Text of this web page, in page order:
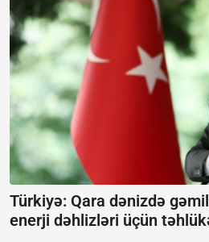
Türkiyə: Qara dənizdə
enerji dəhlizləri üçün